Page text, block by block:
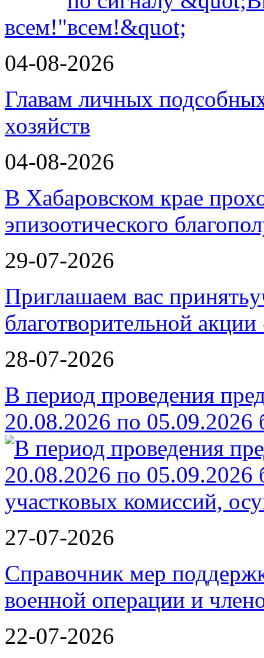
всем!"
04-08-2026
Главам личных
хозяйств
04-08-2026
В Хабаровском крае
эпизоотического
29-07-2026
Приглашаем вас
благотворительной
28-07-2026
В период проведения
20.08.2026 по 05.09.2026
27-07-2026
Справочник мер
военной операции и
22-07-2026